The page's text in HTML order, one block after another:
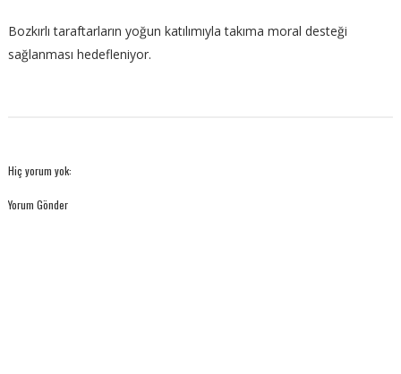
Bozkırlı taraftarların yoğun katılımıyla takıma moral desteği
sağlanması hedefleniyor.
Hiç yorum yok:
Yorum Gönder